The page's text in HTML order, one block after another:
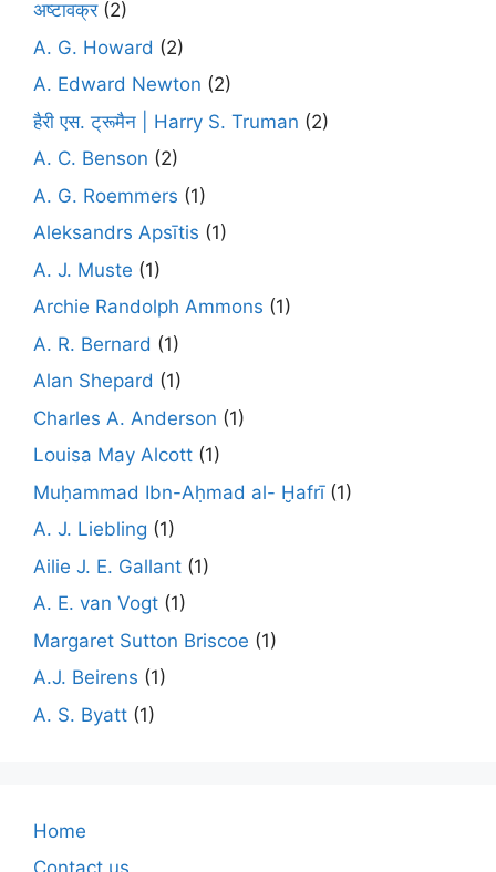
अष्टावक्र(2)
A. G. Howard (2)
A. Edward Newton (2)
हैरी एस. ट्रूमैन | Harry S. Truman (2)
A. C. Benson (2)
A. G. Roemmers (1)
Aleksandrs Apsītis (1)
A. J. Muste (1)
Archie Randolph Ammons (1)
A. R. Bernard (1)
Alan Shepard (1)
Charles A. Anderson (1)
Louisa May Alcott (1)
Muḥammad Ibn-Aḥmad al- Ḫafrī(1)
A. J. Liebling (1)
Ailie J. E. Gallant (1)
A. E. van Vogt (1)
Margaret Sutton Briscoe (1)
A.J. Beirens (1)
A. S. Byatt (1)
Home